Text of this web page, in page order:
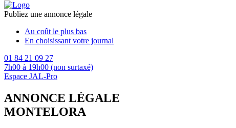
Publiez une annonce légale
Au coût le plus bas
En choisissant votre journal
01 84 21 09 27
7h00 à 19h00 (non surtaxé)
Espace JAL-Pro
ANNONCE LÉGALE
MONTELORA